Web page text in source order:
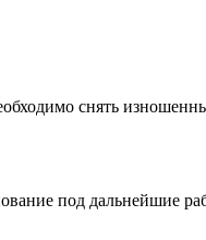
снять
под дальнейшие